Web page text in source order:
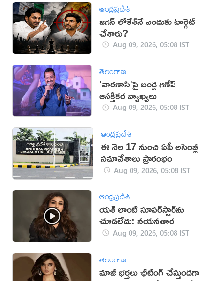
ఆంధ్రప్రదేశ్
జగన్ లోకేశ్‌నే ఎందుకు టార్గెట్
చేశారు?
Aug 09, 2026, 05:08 IST
తెలంగాణ
'వారణాసి'పై బండ్ల గణేష్
ఆసక్తికర వ్యాఖ్యలు
Aug 09, 2026, 05:08 IST
ఆంధ్రప్రదేశ్
ఈ నెల 17 నుంచి ఏపీ అసెంబ్లీ
సమావేశాలు ప్రారంభం
Aug 09, 2026, 05:08 IST
ఆంధ్రప్రదేశ్
యశ్ లాంటి సూపర్‌స్టార్‌ను
చూడలేదు: నయనతార
Aug 09, 2026, 05:08 IST
తెలంగాణ
మాజీ భర్తలు ఛీటింగ్ చేస్తుండగా